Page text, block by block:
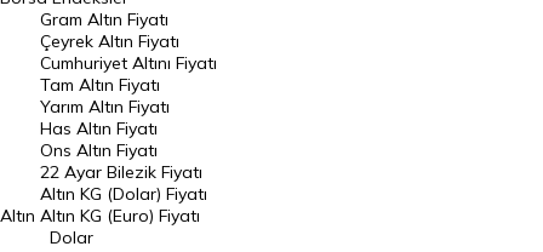
Raporlar
Endeksler
DÖVİZ
Döviz Kuru
Dolar Kuru
Euro Kuru
Altın
Gram Altın Fiyatı
Çeyrek Altın Fiyatı
Cumhuriyet Altını Fiyatı
Tam Altın Fiyatı
Yarım Altın Fiyatı
Has Altın Fiyatı
Ons Altın Fiyatı
22 Ayar Bilezik Fiyatı
Altın KG (Dolar) Fiyatı
Altın KG (Euro) Fiyatı
Dolar